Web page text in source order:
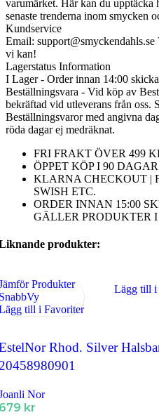
varumärket. Här kan du upptäcka
senaste trenderna inom smycken
Kundservice
Email:
vi kan!
Lagerstatus Information
I Lager - Order innan 14:00
Beställningsvara - Vid köp av
bekräftad vid utleverans från oss.
Beställningsvaror med angivna
röda dagar ej medräknat.
FRI FRAKT ÖVER 499
ÖPPET KÖP I 90 DAGAR
KLARNA CHECKOUT |
SWISH ETC.
ORDER INNAN 15:00
GÄLLER PRODUKTER
produkter:
Produkter
till i Favoriter
Lägg till i
Rhod. Silver
Nor
kr